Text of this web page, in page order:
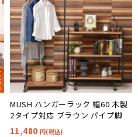
MUSH ハンガーラック 幅60 木製
2タイプ対応 ブラウン パイプ脚
11,480 円(税込)